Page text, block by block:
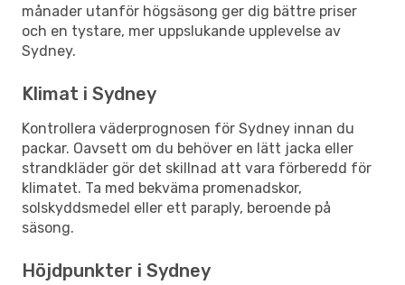
månader utanför högsäsong ger dig bättre priser
och en tystare, mer uppslukande upplevelse av
Sydney.
Klimat i Sydney
Kontrollera väderprognosen för Sydney innan du
packar. Oavsett om du behöver en lätt jacka eller
strandkläder gör det skillnad att vara förberedd för
klimatet. Ta med bekväma promenadskor,
solskyddsmedel eller ett paraply, beroende på
säsong.
Höjdpunkter i Sydney